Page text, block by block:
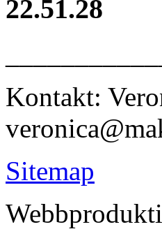
Kontakt:
Sitemap